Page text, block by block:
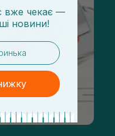
вже чекає —
новини!